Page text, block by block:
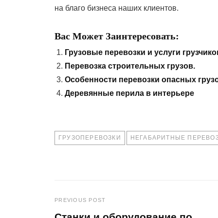
на благо бизнеса наших клиентов.
Вас Может Заинтересовать:
Грузовые перевозки и услуги
Перевозка строительных грузов.
Особенности перевозки опасных
Деревянные перила в интерьере
TAGS
ГРУЗОПЕРЕВОЗКИ НЕГАБАРИТНЫЕ
Навигация
PREVIOUS POST